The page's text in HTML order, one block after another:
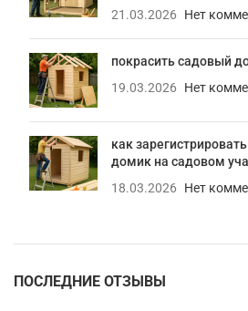
21.03.2026
Нет
покрасить садовый
19.03.2026
Нет
как
домик на садовом
18.03.2026
Нет
ПОСЛЕДНИЕ ОТЗЫВЫ